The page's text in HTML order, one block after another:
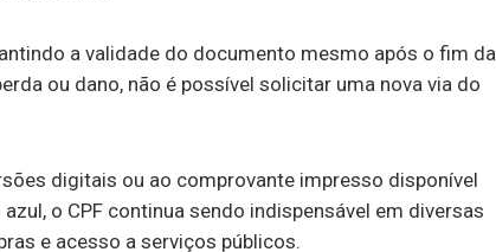
a validade do documento mesmo após o fim da
ou dano, não é possível solicitar uma nova via do
digitais ou ao comprovante impresso disponível
o CPF continua sendo indispensável em diversas
e acesso a serviços públicos.